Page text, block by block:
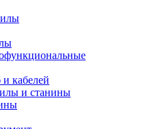
и кабелей
и станины